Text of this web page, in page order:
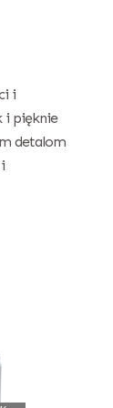
i
i pięknie
detalom